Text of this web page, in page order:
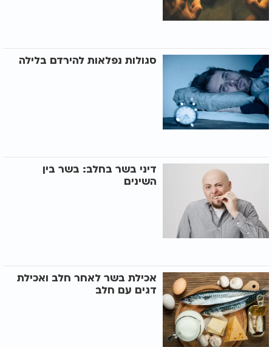
סגולות נפלאות להירדם בלילה
דיני בשר בחלב: בשר בין
השינים
אכילת בשר לאחר חלב ואכילת
דגים עם חלב